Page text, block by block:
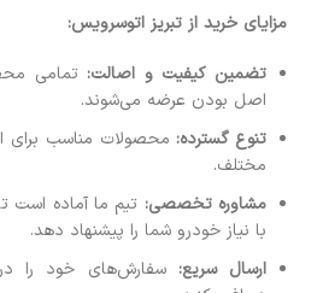
مزایای خرید از تبریز اتوسرویس:
تضمین کیفیت و اصالت: تمامی
اصل بودن عرضه می‌شوند.
تنوع گسترده: محصولات مناسب برای
مختلف.
مشاوره تخصصی: تیم ما آماده است
با نیاز خودرو شما را پیشنهاد دهد.
ارسال سریع: سفارش‌های خود را